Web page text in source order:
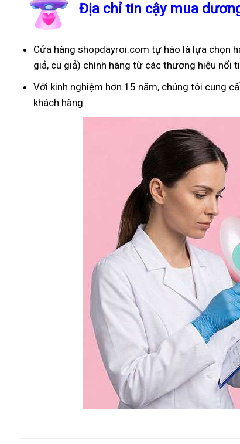
Địa chỉ tin cậy mua
Cửa hàng shopdayroi.com tự hào là lựa chọn
giả, cu giả) chính hãng từ các thương hiệu nổi
Với kinh nghiệm hơn 15 năm, chúng tôi cung
khách hàng.